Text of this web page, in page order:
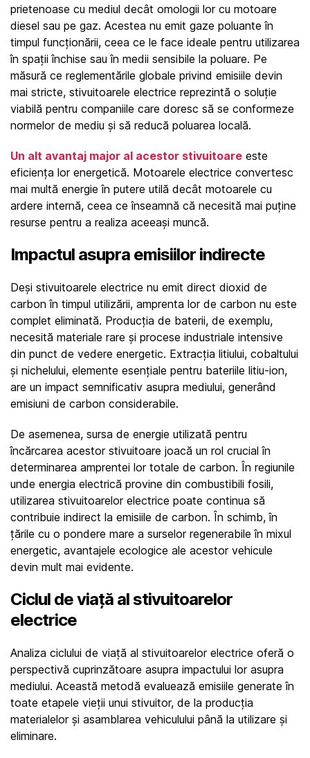
prietenoase cu mediul decât omologii lor cu motoare
diesel sau pe gaz. Acestea nu emit gaze poluante în
timpul funcționării, ceea ce le face ideale pentru utilizarea
în spații închise sau în medii sensibile la poluare. Pe
măsură ce reglementările globale privind emisiile devin
mai stricte, stivuitoarele electrice reprezintă o soluție
viabilă pentru companiile care doresc să se conformeze
normelor de mediu și să reducă poluarea locală.
Un alt avantaj major al acestor stivuitoare este
eficiența lor energetică. Motoarele electrice convertesc
mai multă energie în putere utilă decât motoarele cu
ardere internă, ceea ce înseamnă că necesită mai puține
resurse pentru a realiza aceeași muncă.
Impactul asupra emisiilor indirecte
Deși stivuitoarele electrice nu emit direct dioxid de
carbon în timpul utilizării, amprenta lor de carbon nu este
complet eliminată. Producția de baterii, de exemplu,
necesită materiale rare și procese industriale intensive
din punct de vedere energetic. Extracția litiului, cobaltului
și nichelului, elemente esențiale pentru bateriile litiu-ion,
are un impact semnificativ asupra mediului, generând
emisiuni de carbon considerabile.
De asemenea, sursa de energie utilizată pentru
încărcarea acestor stivuitoare joacă un rol crucial în
determinarea amprentei lor totale de carbon. În regiunile
unde energia electrică provine din combustibili fosili,
utilizarea stivuitoarelor electrice poate continua să
contribuie indirect la emisiile de carbon. În schimb, în
țările cu o pondere mare a surselor regenerabile în mixul
energetic, avantajele ecologice ale acestor vehicule
devin mult mai evidente.
Ciclul de viață al stivuitoarelor
electrice
Analiza ciclului de viață al stivuitoarelor electrice oferă o
perspectivă cuprinzătoare asupra impactului lor asupra
mediului. Această metodă evaluează emisiile generate în
toate etapele vieții unui stivuitor, de la producția
materialelor și asamblarea vehiculului până la utilizare și
eliminare.